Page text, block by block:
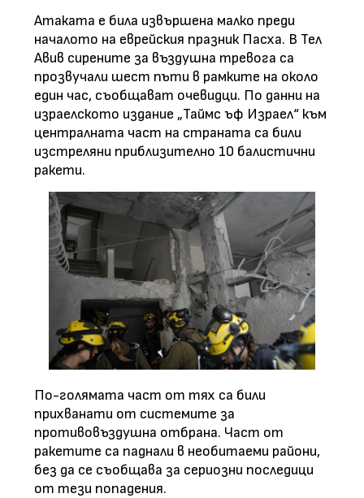
Атаката е била извършена малко преди
началото на еврейския празник Пасха. В Тел
Авив сирените за въздушна тревога са
прозвучали шест пъти в рамките на около
един час, съобщават очевидци. По данни на
израелското издание „Таймс ъф Израел“ към
централната част на страната са били
изстреляни приблизително 10 балистични
ракети.
По-голямата част от тях са били
прихванати от системите за
противовъздушна отбрана. Част от
ракетите са паднали в необитаеми райони,
без да се съобщава за сериозни последици
от тези попадения.